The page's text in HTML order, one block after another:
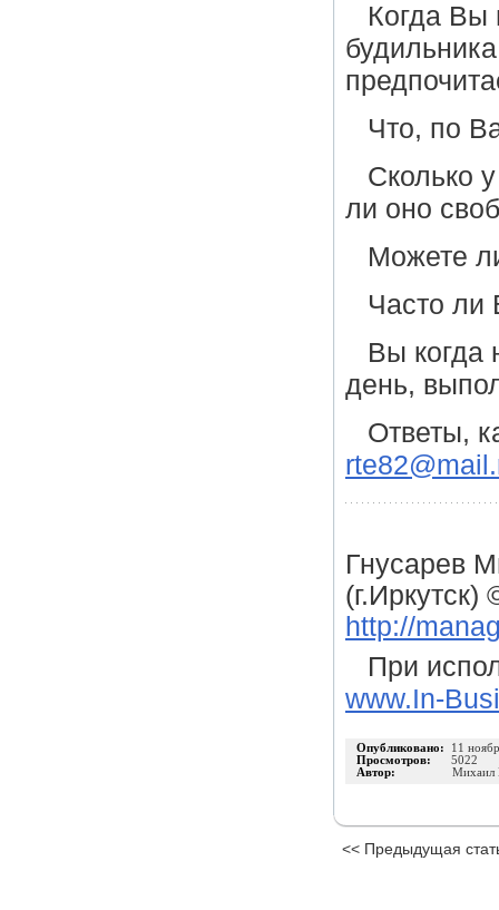
Когда Вы
Что, по
Сколько
ли оно
Можете
Часто ли
Вы когда
день,
Ответы,
Гнусарев
http://
При
www.In-
Опубликовано: 11
Просмотров: 5022
Автор:
Михаил
<< Предыдущая